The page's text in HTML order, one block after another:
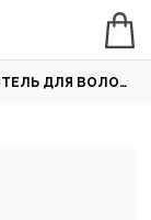
ВЫПРЯМИТЕЛЬ ДЛЯ ВОЛОС BABYLISS ST261E